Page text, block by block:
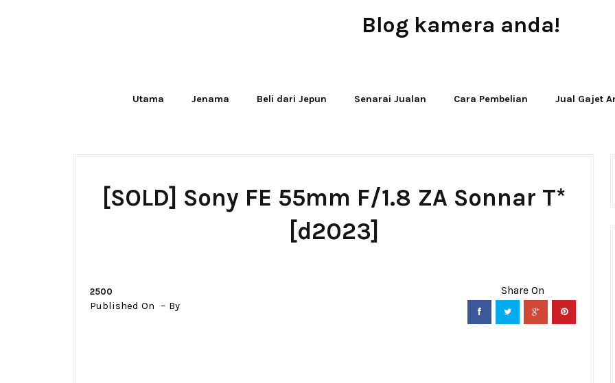
Blog kamera anda!
Utama Jenama Beli dari Jepun Senarai Jualan Cara Pembelian Jual Gajet
[SOLD] Sony FE 55mm F/1.8 ZA Sonnar T*
[d2023]
2500
Published On By